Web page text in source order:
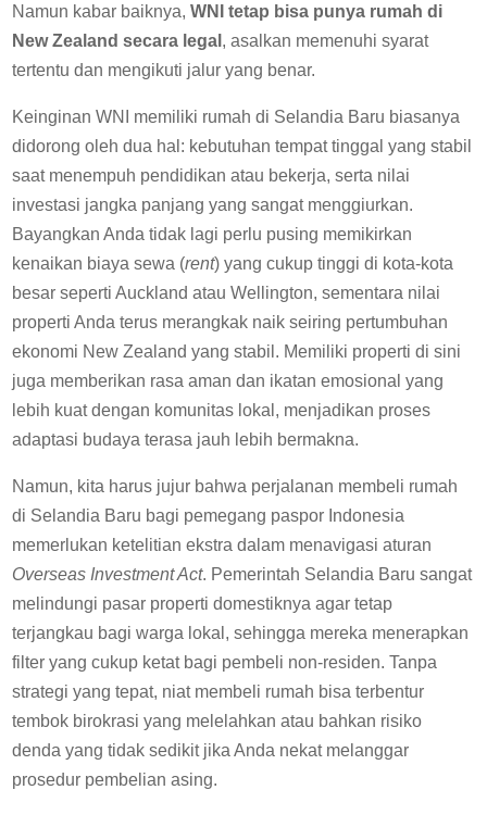
Namun kabar baiknya,WNI tetap bisa punya rumah di
New Zealand secara legal , asalkan memenuhi syarat
tertentu dan mengikuti jalur yang benar.
Keinginan WNI memiliki rumah di Selandia Baru biasanya
didorong oleh dua hal: kebutuhan tempat tinggal yang stabil
saat menempuh pendidikan atau bekerja, serta nilai
investasi jangka panjang yang sangat menggiurkan.
Bayangkan Anda tidak lagi perlu pusing memikirkan
kenaikan biaya sewa (rent) yang cukup tinggi di kota-kota
besar seperti Auckland atau Wellington, sementara nilai
properti Anda terus merangkak naik seiring pertumbuhan
ekonomi New Zealand yang stabil. Memiliki properti di sini
juga memberikan rasa aman dan ikatan emosional yang
lebih kuat dengan komunitas lokal, menjadikan proses
adaptasi budaya terasa jauh lebih bermakna.
Namun, kita harus jujur bahwa perjalanan membeli rumah
di Selandia Baru bagi pemegang paspor Indonesia
memerlukan ketelitian ekstra dalam menavigasi aturan
Overseas Investment Act. Pemerintah Selandia Baru sangat
melindungi pasar properti domestiknya agar tetap
terjangkau bagi warga lokal, sehingga mereka menerapkan
filter yang cukup ketat bagi pembeli non-residen. Tanpa
strategi yang tepat, niat membeli rumah bisa terbentur
tembok birokrasi yang melelahkan atau bahkan risiko
denda yang tidak sedikit jika Anda nekat melanggar
prosedur pembelian asing.